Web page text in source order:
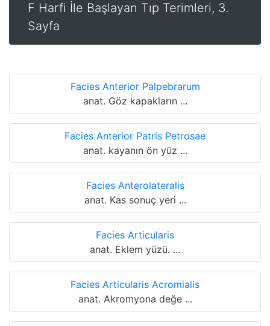
F Harfi İle Başlayan Tıp Terimleri, 3.
Sayfa
Facies Anterior Palpebrarum
anat. Göz kapakların ...
Facies Anterior Patris Petrosae
anat. kayanın ön yüz ...
Facies Anterolateralis
anat. Kas sonuç yeri ...
Facies Articularis
anat. Eklem yüzü. ...
Facies Articularis Acromialis
anat. Akromyona değe ...